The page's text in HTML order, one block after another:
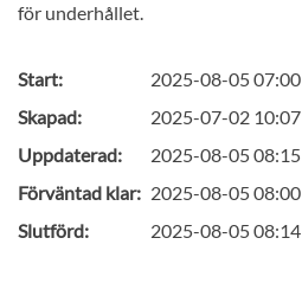
för underhållet.
Start:
2025-08-05 07:00
Skapad:
2025-07-02 10:07
Uppdaterad:
2025-08-05 08:15
Förväntad klar: 2025-08-05 08:00
Slutförd:
2025-08-05 08:14